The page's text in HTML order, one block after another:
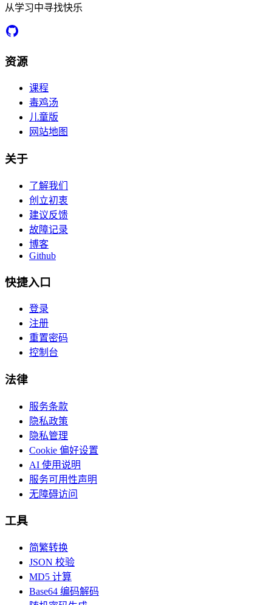
从学习中寻找快乐
资源
课程
毒鸡汤
儿童版
网站地图
关于
了解我们
创立初衷
建议反馈
故障记录
博客
Github
快捷入口
登录
注册
重置密码
控制台
法律
服务条款
隐私政策
隐私管理
Cookie 偏好设置
AI 使用说明
服务可用性声明
无障碍访问
工具
简繁转换
JSON 校验
MD5 计算
Base64 编码解码